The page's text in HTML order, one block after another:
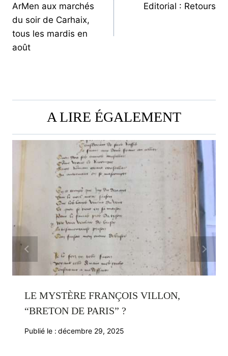
DE
L’ARTICLE
ArMen aux marchés
du soir de Carhaix,
tous les mardis en
août
Editorial : Retours
A LIRE ÉGALEMENT
LE MYSTÈRE FRANÇOIS VILLON,
“BRETON DE PARIS” ?
Publié le : décembre 29, 2025